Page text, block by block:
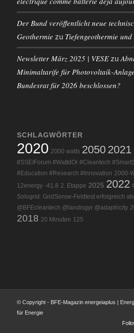
Der Bund veröffentlicht neue
Geothermie zu Tiefengeothermie
Newsletter März 2025 | VESEzu
Minimaltarife für Photovoltaik-
Bundesrat für 2026 beschlossen?
SCHLAGWÖRTER
2020 2000 watts 2050 2021
#SSEIForum #WattdOr #Cleantech
#Education #Research #Innovation 2000-
12energy -41.8 2. Etappe 2025 2022
Sologrid: GridSense-Feldtest erfolgreich
@BFEcleantech @landisgyr @adaptricity
2018 20 Minuten 125
© Copyright - BFE-Magazin energeiaplus |
für Energie